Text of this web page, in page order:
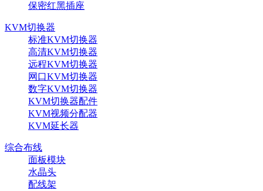
保密红黑插座
KVM切换器
标准KVM切换器
高清KVM切换器
远程KVM切换器
网口KVM切换器
数字KVM切换器
KVM切换器配件
KVM视频分配器
KVM延长器
综合布线
面板模块
水晶头
配线架